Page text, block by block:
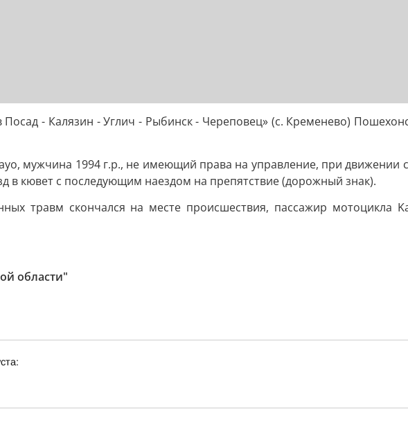
Посад - Калязин - Углич - Рыбинск - Череповец» (с. Кременево)
мужчина 1994 г.р., не имеющий права на управление, при движении
в кювет с последующим наездом на препятствие (дорожный знак).
травм скончался на месте происшествия, пассажир мотоцикла
области"